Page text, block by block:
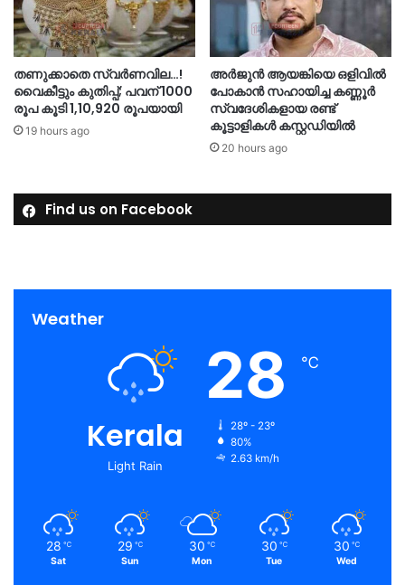
തണുക്കാതെ സ്വർണവില…!
വൈകീട്ടും കുതിപ്പ്; പവന് 1000
രൂപ കൂടി 1,10,920 രൂപയായി
19 hours ago
അർജുൻ ആയങ്കിയെ ഒളിവില്‍
പോകാൻ സഹായിച്ച കണ്ണൂർ
സ്വദേശികളായ രണ്ട്
കൂട്ടാളികൾ കസ്റ്റഡിയിൽ
20 hours ago
Find us on Facebook
Weather
Kerala
Light Rain
28 ℃
28º - 23º
80%
2.63 km/h
28 ℃
Sat
29 ℃
Sun
30 ℃
Mon
30 ℃
Tue
30 ℃
Wed